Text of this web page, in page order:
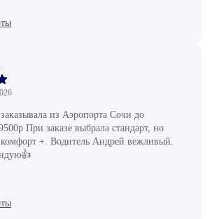
из Аэропорта Сочи до
При заказе выбрала стандарт, но
+. Водитель Андрей вежливый.